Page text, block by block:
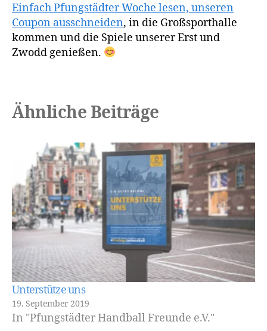
Einfach Pfungstädter Woche lesen, unseren
Coupon ausschneiden, in die Großsporthalle
kommen und die Spiele unserer Erst und
Zwodd genießen.
Ähnliche Beiträge
Unterstütze uns
19. September 2019
In "Pfungstädter Handball Freunde e.V."